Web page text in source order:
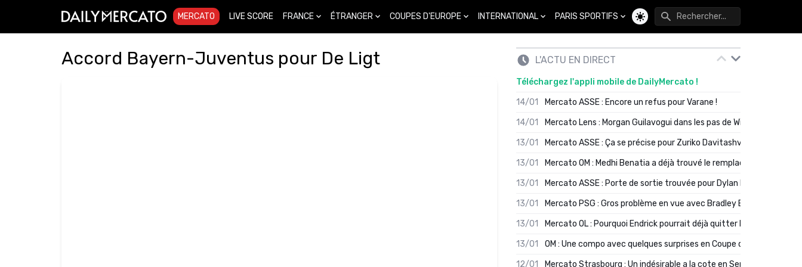
MERCATO LIVE SCORE FRANCE ÉTRANGER COUPES D'EUROPE INTERNATIONAL PARIS SPORTIFS
Changer de thème
Accord Bayern-Juventus pour De Ligt L'ACTU EN DIRECT
Téléchargez l'appli mobile de DailyMercato !
14/01
Mercato ASSE : Encore un refus pour Varane !
14/01
Mercato Lens : Morgan Guilavogui dans les pas de Will Still ?
13/01
Mercato ASSE : Ça se précise pour Zuriko Davitashvili
13/01
Mercato OM : Medhi Benatia a déjà trouvé le remplaçant de Robinio
13/01
Mercato ASSE : Porte de sortie trouvée pour Dylan Batubinsika
13/01
Mercato PSG : Gros problème en vue avec Bradley Barcola ?
13/01
Mercato OL : Pourquoi Endrick pourrait déjà quitter Lyon en janvier
13/01
OM : Une compo avec quelques surprises en Coupe de France
12/01
Mercato Strasbourg : Un indésirable a la cote en Serie A